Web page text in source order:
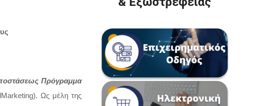
Πρόγραμμα
Marketing). Ως μέλη της